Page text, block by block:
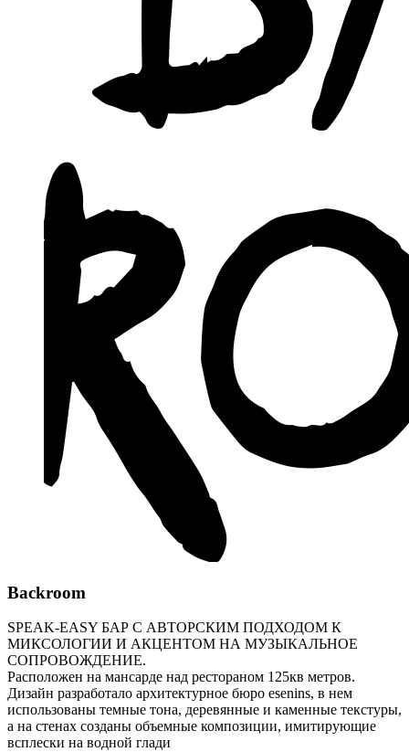
Backroom
SPEAK-EASY БАР С АВТОРСКИМ ПОДХОДОМ К
МИКСОЛОГИИ И АКЦЕНТОМ НА МУЗЫКАЛЬНОЕ
СОПРОВОЖДЕНИЕ.
Расположен на мансарде над рестораном 125кв метров.
Дизайн разработало архитектурное бюро esenins, в нем
использованы темные тона, деревянные и каменные текстуры,
а на стенах созданы объемные композиции, имитирующие
всплески на водной глади